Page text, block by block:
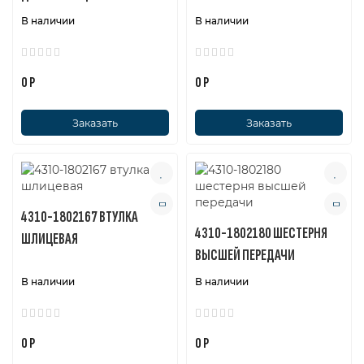
В наличии
0 Р
Заказать
В наличии
0 Р
Заказать
4310-1802167 ВТУЛКА
ШЛИЦЕВАЯ
В наличии
0 Р
4310-1802180 ШЕСТЕРНЯ
ВЫСШЕЙ ПЕРЕДАЧИ
В наличии
0 Р